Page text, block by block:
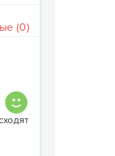
(0)